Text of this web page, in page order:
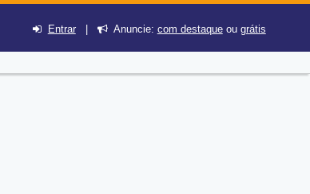
Entrar| Anuncie: com destaqueou grátis